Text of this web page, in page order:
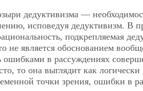
дедуктивизма —
исповедуя дедуктивизм. В
подкрепляемая
не является обоснованием
ошибками в рассуждениях
то она выглядит как
точки зрения, ошибки в